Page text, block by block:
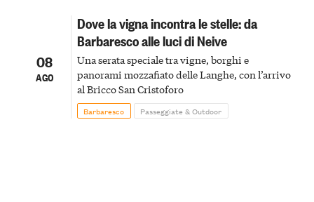
08
AGO
Dove la vigna incontra le stelle: da
Barbaresco alle luci di Neive
Una serata speciale tra vigne, borghi e
panorami mozzafiato delle Langhe, con l’arrivo
al Bricco San Cristoforo
Barbaresco Passeggiate & Outdoor